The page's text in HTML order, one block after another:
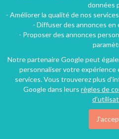
70€/nuit
données
- Améliorer la qualité de nos
- Diffuser des annonces
- Proposer des annonces
Notre partenaire Google peut
personnaliser votre
services. Vous trouverez plus
Google dans leurs règles de